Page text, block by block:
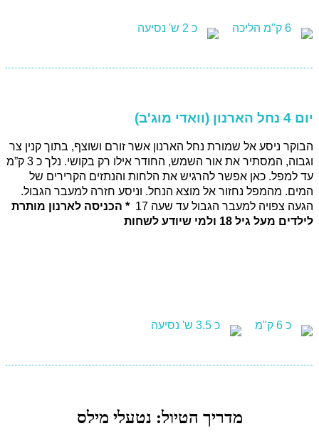
6 ק"מ הליכה כ 2 ש' נסיעה
יום 4 נחל הארנון (וואדי מוג'ב)
הבוקר ניסע אל שמורת נחל הארנון אשר זורם ושוצף, בתוך קנין צר
וגבוה, המסתיר את אור השמש, החודר אילו רק בקושי. נלך כ 3 ק”מ
עד למפל. כאן אפשר להרגיש את הלחות והנתזים הקרירים של
המים. מהמפל נחזור אל מוצא הנחל. וניסע חזרה למעבר הגבול.
הגעה צפויה למעבר הגבול עד שעה 17
* הכניסה לארנון מותרת
לילדים מעל גיל 18 ולמי שיודע לשחות
כ 6 ק"מ כ 3.5 ש' נסיעה
מדריך הטיול: נטעלי מילס